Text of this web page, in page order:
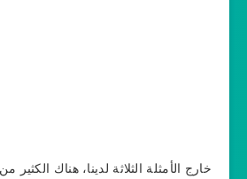
خارج الأمثلة الثلاثة لدينا، هناك الكثير